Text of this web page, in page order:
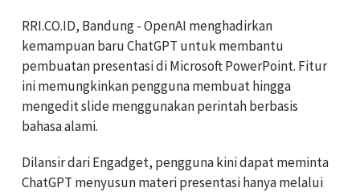
RRI.CO.ID, Bandung - OpenAI menghadirkan
kemampuan baru ChatGPT untuk membantu
pembuatan presentasi di Microsoft PowerPoint. Fitur
ini memungkinkan pengguna membuat hingga
mengedit slide menggunakan perintah berbasis
bahasa alami.
Dilansir dari Engadget, pengguna kini dapat meminta
ChatGPT menyusun materi presentasi hanya melalui